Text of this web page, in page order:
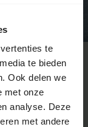
te
te bieden
Ook delen we
met onze
analyse. Deze
met andere